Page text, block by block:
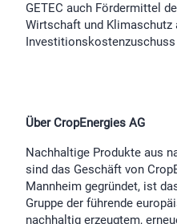
GETEC auch Fördermittel
Wirtschaft und Klimaschutz
Investitionskostenzuschuss
Über CropEnergies AG
Nachhaltige Produkte aus
sind das Geschäft von
Mannheim gegründet, ist
Gruppe der führende
nachhaltig erzeugtem,